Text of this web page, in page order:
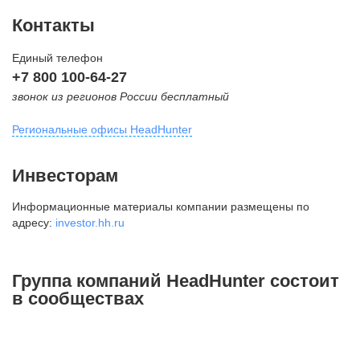
Контакты
Единый телефон
+7 800 100-64-27
звонок из регионов России бесплатный
Региональные офисы HeadHunter
внутригородская территория
Муниципальный округ Тверской,
2-я Брестская ул., д. 48,
+7 495 980-64-27
Инвесторам
Информационные материалы компании размещены по
адресу: investor.hh.ru
Группа компаний HeadHunter состоит
в сообществах